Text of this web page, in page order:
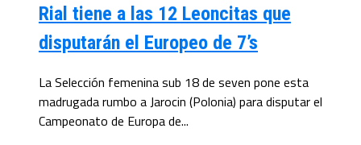
Rial tiene a las 12 Leoncitas que
disputarán el Europeo de 7’s
La Selección femenina sub 18 de seven pone esta
madrugada rumbo a Jarocin (Polonia) para disputar el
Campeonato de Europa de...